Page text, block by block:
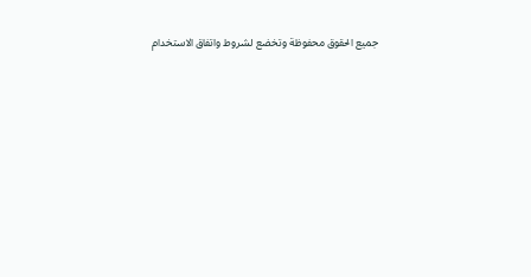
جميع الحقوق محفوظة وتخضع لشروط واتفاق الاستخدام